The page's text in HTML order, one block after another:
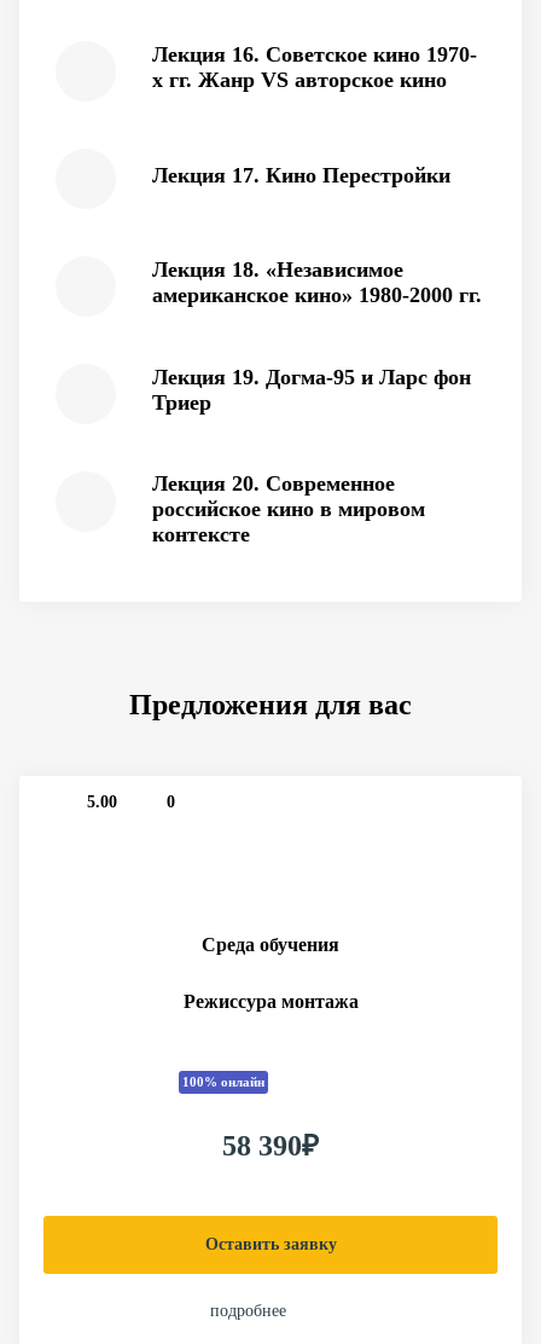
Лекция 16. Советское кино 1970-
х гг. Жанр VS авторское кино
Лекция 17. Кино Перестройки
Лекция 18. «Независимое
американское кино» 1980-2000 гг.
Лекция 19. Догма-95 и Ларс фон
Триер
Лекция 20. Современное
российское кино в мировом
контексте
Предложения для вас
5.00 0
Среда обучения
Режиссура монтажа
100% онлайн
58 390₽
Оставить заявку
подробнее